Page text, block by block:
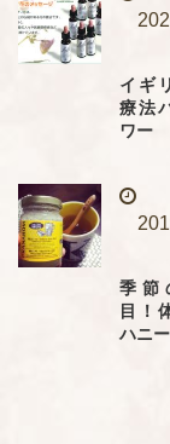
イギ
療法
ワー
季節
目！
ハニ